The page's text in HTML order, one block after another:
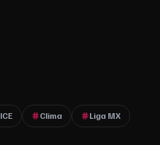
ICE Clima Liga MX